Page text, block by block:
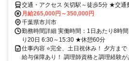
交通・アクセス 矢切駅～徒歩5分 ★交通
月給265,000円～350,000円
千葉県市川市
勤務時間詳細 実働時間：1日あたり8時
り20日 6:30～15:30 ★休憩60分
仕事内容 ⭐完全、土日祝休み！ 夕方ま
給与保障あり！ 調理師資格と調理経験